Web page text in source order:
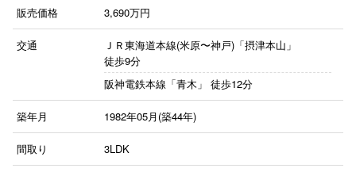
販売価格 3,690万円
交通
ＪＲ東海道本線(米原〜神戸)「摂津本山」
徒歩9分
阪神電鉄本線「青木」 徒歩12分
築年月 1982年05月(築44年)
間取り 3LDK